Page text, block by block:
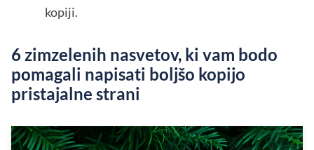
kopiji.
6 zimzelenih nasvetov, ki vam bodo
pomagali napisati boljšo kopijo
pristajalne strani